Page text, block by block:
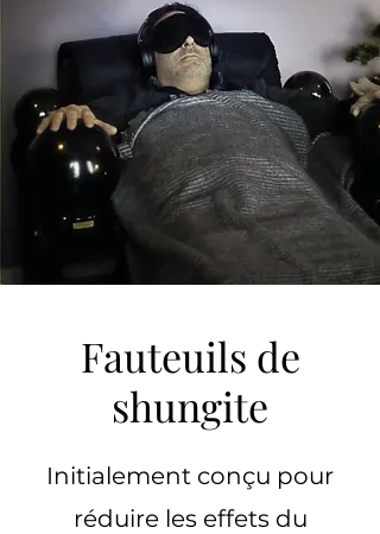
Fauteuils de
shungite
Initialement conçu pour
réduire les effets du